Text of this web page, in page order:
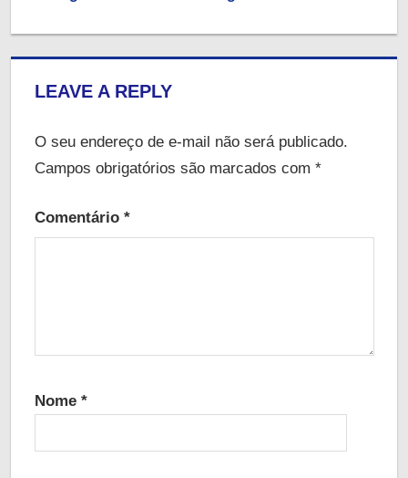
LEAVE A REPLY
O seu endereço de e-mail não será publicado.
Campos obrigatórios são marcados com *
Comentário *
Nome *